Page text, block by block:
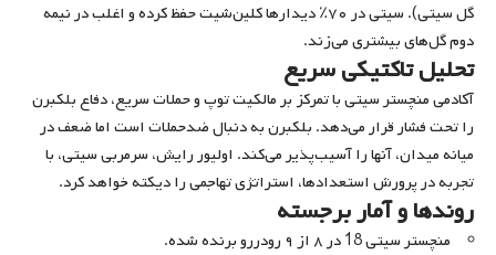
گل سیتی). سیتی در ۷۰٪ دیدارها کلین‌شیت حفظ کرده و اغلب در نیمه
دوم گل‌های بیشتری می‌زند.
تحلیل تاکتیکی سریع
آکادمی منچستر سیتی با تمرکز بر مالکیت توپ و حملات سریع، دفاع بلکبرن
را تحت فشار قرار می‌دهد. بلکبرن به دنبال ضدحملات است اما ضعف در
میانه میدان، آنها را آسیب‌پذیر می‌کند. اولیور رایش، سرمربی سیتی، با
تجربه در پرورش استعدادها، استراتژی تهاجمی را دیکته خواهد کرد.
روندها و آمار برجسته
منچستر سیتی 18 در ۸ از ۹ رودررو برنده شده.